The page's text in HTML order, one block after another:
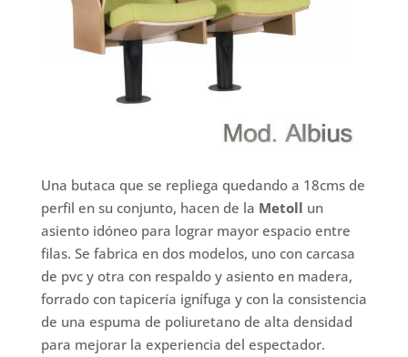
Una butaca que se repliega quedando a 18cms de
perfil en su conjunto, hacen de la Metoll un
asiento idóneo para lograr mayor espacio entre
filas. Se fabrica en dos modelos, uno con carcasa
de pvc y otra con respaldo y asiento en madera,
forrado con tapicería ignífuga y con la consistencia
de una espuma de poliuretano de alta densidad
para mejorar la experiencia del espectador.